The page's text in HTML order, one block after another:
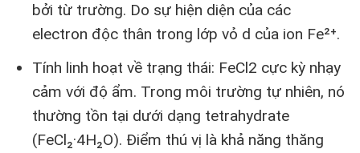
bởi từ trường. Do sự hiện diện của các
electron độc thân trong lớp vỏ d của ion Fe²⁺.
Tính linh hoạt về trạng thái: FeCl2 cực kỳ nhạy
cảm với độ ẩm. Trong môi trường tự nhiên, nó
thường tồn tại dưới dạng tetrahydrate
(FeCl₂·4H₂O). Điểm thú vị là khả năng thăng